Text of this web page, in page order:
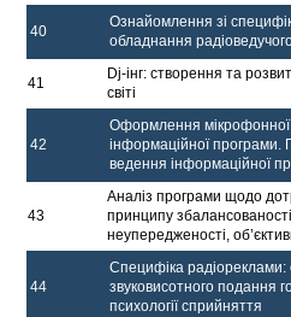
40
Ознайомлення зі
обладнання
41
Dj-інг: створення та
світі
42
Оформлення мікрофонної
інформаційної програми.
ведення інформаційної
43
Аналіз програми щодо
принципу
неупередженості,
44
Специфіка радіореклами:
звуковисотного подання
психології сприйняття